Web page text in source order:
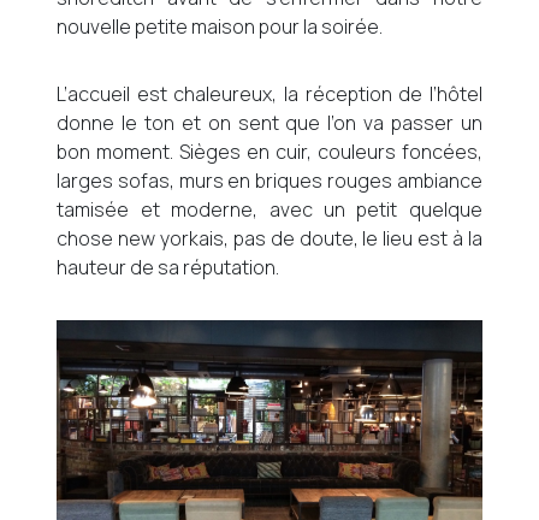
nouvelle petite maison pour la soirée.
L’accueil est chaleureux, la réception de l’hôtel
donne le ton et on sent que l’on va passer un
bon moment. Sièges en cuir, couleurs foncées,
larges sofas, murs en briques rouges ambiance
tamisée et moderne, avec un petit quelque
chose new yorkais, pas de doute, le lieu est à la
hauteur de sa réputation.